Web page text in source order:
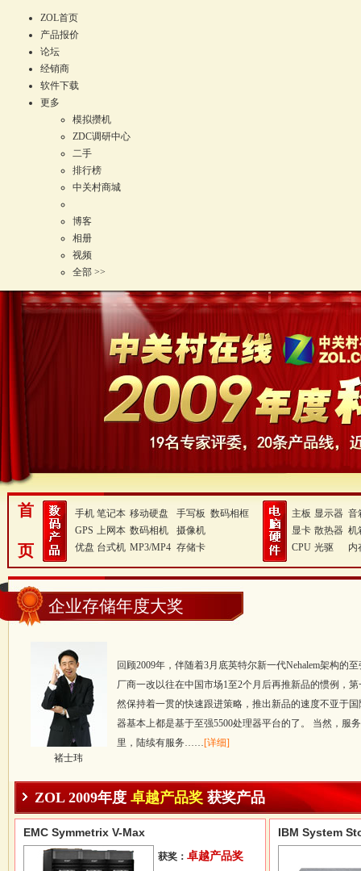
ZOL首页
产品报价
论坛
经销商
软件下载
更多
模拟攒机
ZDC调研中心
二手
排行榜
中关村商城
博客
相册
视频
全部 >>
首
页
手机 笔记本 移动硬盘 手写板 数码相框
GPS 上网本 数码相机
摄像机
优盘 台式机 MP3/MP4 存储卡
主板 显示器 音
显卡 散热器 机
CPU 光驱 内
企业存储年度大奖
回顾2009年，伴随着3月底英特尔新一代Nehalem架构
厂商一改以往在中国市场1至2个月后再推新品的惯例，
然保持着一贯的快速跟进策略，推出新品的速度不亚于
器基本上都是基于至强5500处理器平台的了。 当然，服
里，陆续有服务……[详细]
褚士玮
ZOL 2009年度 卓越产品奖 获奖产品
EMC Symmetrix V-Max
获奖： 卓越产品奖
IBM System